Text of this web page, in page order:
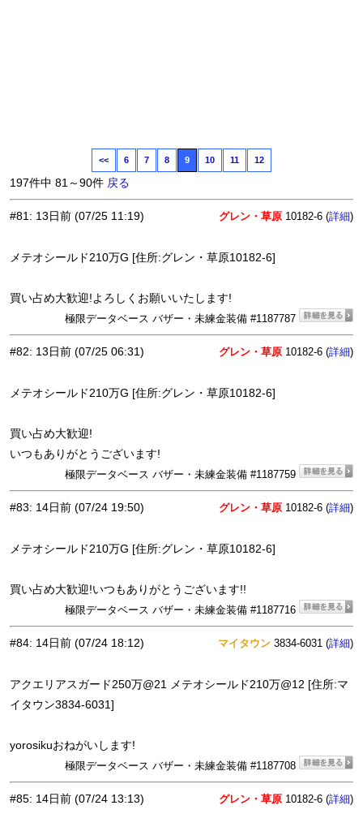
<< 6 7 8 9 10 11 12
197件中 81～90件 戻る
#81: 13日前 (07/25 11:19) グレン・草原 10182-6 (詳細)
メテオシールド210万G [住所:グレン・草原10182-6]
買い占め大歓迎!よろしくお願いいたします!
極限データベース バザー・未練金装備 #1187787
#82: 13日前 (07/25 06:31) グレン・草原 10182-6 (詳細)
メテオシールド210万G [住所:グレン・草原10182-6]
買い占め大歓迎!
いつもありがとうございます!
極限データベース バザー・未練金装備 #1187759
#83: 14日前 (07/24 19:50) グレン・草原 10182-6 (詳細)
メテオシールド210万G [住所:グレン・草原10182-6]
買い占め大歓迎!いつもありがとうございます!!
極限データベース バザー・未練金装備 #1187716
#84: 14日前 (07/24 18:12) マイタウン 3834-6031 (詳細)
アクエリアスガード250万@21 メテオシールド210万@12 [住所:マ
イタウン3834-6031]
yorosikuおねがいします!
極限データベース バザー・未練金装備 #1187708
#85: 14日前 (07/24 13:13) グレン・草原 10182-6 (詳細)